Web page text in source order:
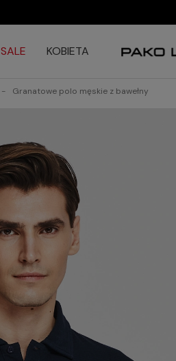
SALE KOBIETA
Granatowe polo męskie z bawełny